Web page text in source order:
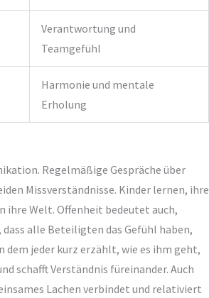
Verantwortung und
Teamgefühl
Harmonie und mentale
Erholung
Regelmäßige Gespräche über
Missverständnisse. Kinder lernen, ihre
ihre Welt. Offenheit bedeutet auch,
alle Beteiligten das Gefühl haben,
dem jeder kurz erzählt, wie es ihm geht,
schafft Verständnis füreinander. Auch
Lachen verbindet und relativiert